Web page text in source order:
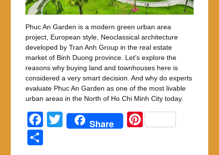
Phuc An Garden is a modern green urban area
project, European style, Neoclassical architecture
developed by Tran Anh Group in the real estate
market of Binh Duong province. Let’s explore the
reasons why buying land and townhouses here is
considered a very smart decision. And why do experts
evaluate Phuc An Garden as one of the most livable
urban areas in the North of Ho Chi Minh City today.
F
a
c
T
Share
Pi